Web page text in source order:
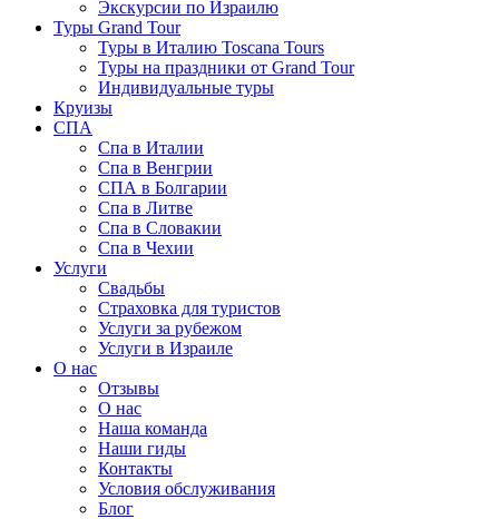
Экскурсии по Израилю
Туры Grand Tour
Туры в Италию Toscana Tours
Туры на праздники от Grand Tour
Индивидуальные туры
Круизы
СПА
Спа в Италии
Спа в Венгрии
СПА в Болгарии
Спа в Литве
Спа в Словакии
Спа в Чехии
Услуги
Свадьбы
Страховка для туристов
Услуги за рубежом
Услуги в Израиле
О нас
Отзывы
О нас
Наша команда
Наши гиды
Контакты
Условия обслуживания
Блог